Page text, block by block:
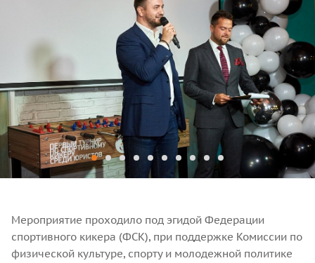
Мероприятие проходило под эгидой Федерации
спортивного кикера (ФСК), при поддержке Комиссии по
физической культуре, спорту и молодежной политике